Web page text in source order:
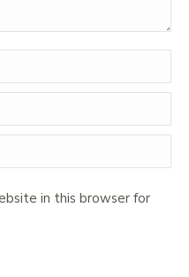
in this browser for